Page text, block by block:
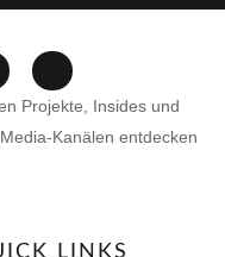
Projekte, Insides und
Kanälen entdecken
LINKS